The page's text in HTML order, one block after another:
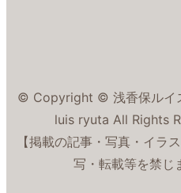
© Copyright © 浅香保ルイ
luis ryuta All Rights
【掲載の記事・写真・イラ
写・転載等を禁じ